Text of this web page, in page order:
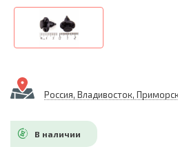
Россия, Владивосток,
В наличии